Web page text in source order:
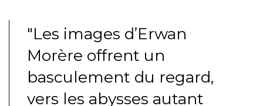
"Les images d’Erwan
Morère offrent un
basculement du regard,
vers les abysses autant